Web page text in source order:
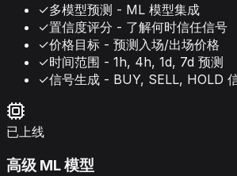
✓多模型预测 - ML 模型集成
✓置信度评分 - 了解何时信任信号
✓价格目标 - 预测入场/出场价格
✓时间范围 - 1h, 4h, 1d, 7d 预测
✓信号生成 - BUY, SELL, HOLD
已上线
高级 ML 模型